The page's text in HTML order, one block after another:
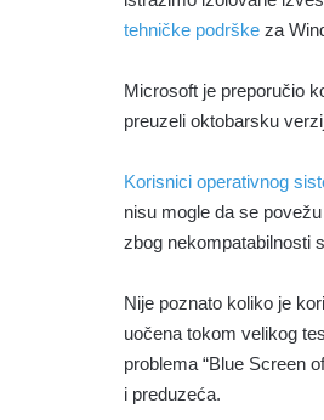
tehničke podrške za
Microsoft je preporučio
preuzeli oktobarsku
Korisnici operativnog
nisu mogle da se
zbog nekompatabilnosti
Nije poznato koliko je
uočena tokom velikog
problema “Blue Screen
i preduzeća.